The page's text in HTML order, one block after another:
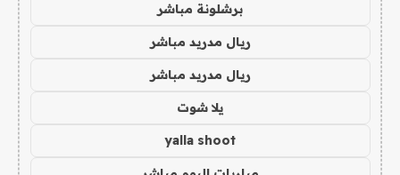
برشلونة مباشر
ريال مدريد مباشر
ريال مدريد مباشر
يلا شوت
yalla shoot